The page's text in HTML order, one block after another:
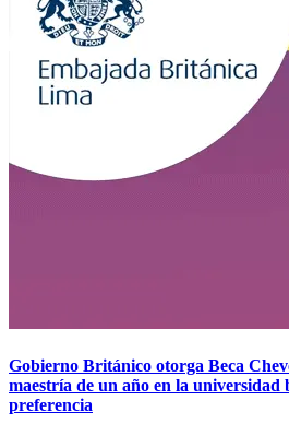
Gobierno Británico otorga Beca
maestría de un año en la universidad
preferencia